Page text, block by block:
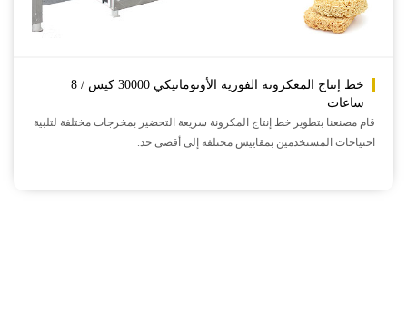
خط إنتاج المعكرونة الفورية الأوتوماتيكي 30000 كيس / 8
ساعات
قام مصنعنا بتطوير خط إنتاج المكرونة سريعة التحضير بمخرجات مختلفة لتلبية
احتياجات المستخدمين بمقاييس مختلفة إلى أقصى حد.